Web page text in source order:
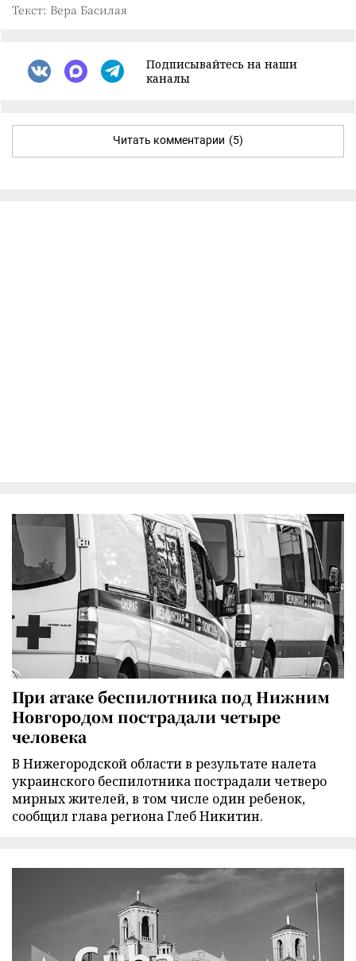
Текст: Вера Басилая
Подписывайтесь на наши
каналы
Читать комментарии (5)
При атаке беспилотника под Нижним
Новгородом пострадали четыре
человека
В Нижегородской области в результате налета
украинского беспилотника пострадали четверо
мирных жителей, в том числе один ребенок,
сообщил глава региона Глеб Никитин.